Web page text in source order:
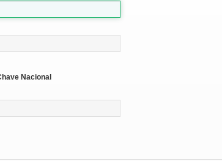
Nacional